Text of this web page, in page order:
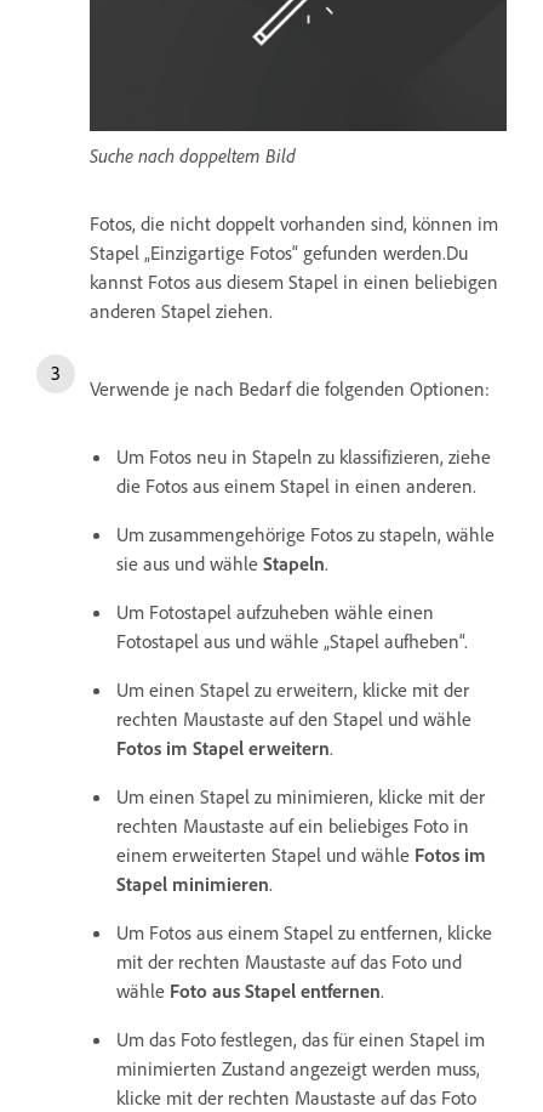
Suche nach doppeltem Bild
Fotos, die nicht doppelt vorhanden sind, können im
Stapel „Einzigartige Fotos“ gefunden werden.Du
kannst Fotos aus diesem Stapel in einen beliebigen
anderen Stapel ziehen.
Verwende je nach Bedarf die folgenden Optionen:
Um Fotos neu in Stapeln zu klassifizieren, ziehe
die Fotos aus einem Stapel in einen anderen.
Um zusammengehörige Fotos zu stapeln, wähle
sie aus und wähle Stapeln.
Um Fotostapel aufzuheben wähle einen
Fotostapel aus und wähle „Stapel aufheben“.
Um einen Stapel zu erweitern, klicke mit der
rechten Maustaste auf den Stapel und wähle
Fotos im Stapel erweitern.
Um einen Stapel zu minimieren, klicke mit der
rechten Maustaste auf ein beliebiges Foto in
einem erweiterten Stapel und wähle Fotos im
Stapel minimieren.
Um Fotos aus einem Stapel zu entfernen, klicke
mit der rechten Maustaste auf das Foto und
wähle Foto aus Stapel entfernen.
Um das Foto festlegen, das für einen Stapel im
minimierten Zustand angezeigt werden muss,
klicke mit der rechten Maustaste auf das Foto